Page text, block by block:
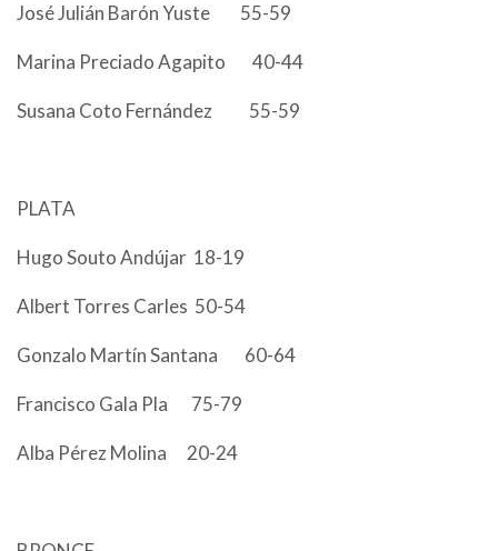
José Julián Barón Yuste 55-59
Marina Preciado Agapito 40-44
Susana Coto Fernández 55-59
PLATA
Hugo Souto Andújar 18-19
Albert Torres Carles 50-54
Gonzalo Martín Santana 60-64
Francisco Gala Pla 75-79
Alba Pérez Molina 20-24